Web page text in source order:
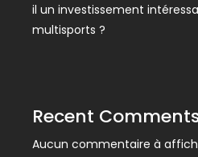
il un investissement
multisports ?
Recent
Aucun commentaire à